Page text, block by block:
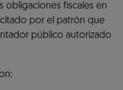
obligaciones fiscales en
por el patrón que
público autorizado